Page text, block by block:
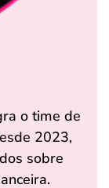
o time de
2023,
sobre